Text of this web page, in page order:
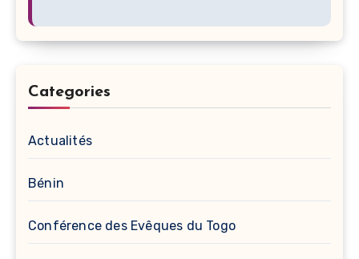
Categories
Actualités
Bénin
Conférence des Evêques du Togo